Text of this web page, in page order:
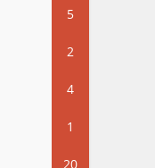
5
2
4
1
20